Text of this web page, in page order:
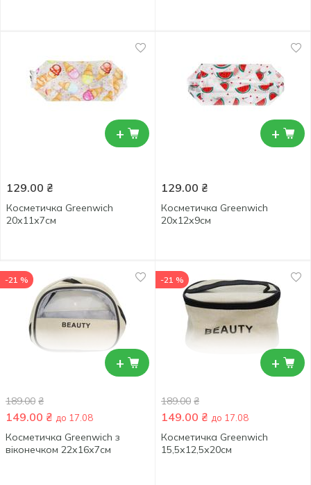
+
129.00 ₴
Косметичка Greenwich
20х11х7см
+
129.00 ₴
Косметичка Greenwich
20х12х9см
+
-21 %
189.00 ₴
149.00 ₴ до 17.08
Косметичка Greenwich з
віконечком 22х16х7см
+
-21 %
189.00 ₴
149.00 ₴ до 17.08
Косметичка Greenwich
15,5х12,5х20см